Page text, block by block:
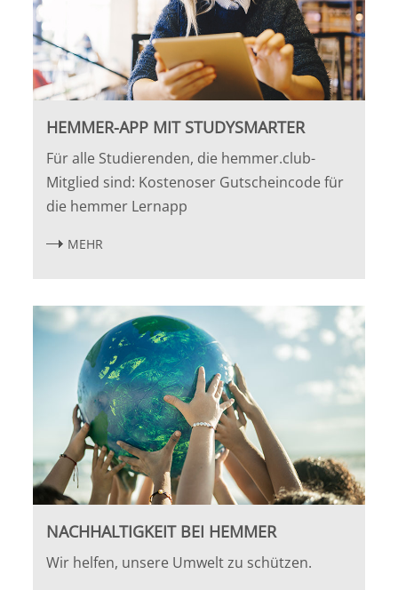
HEMMER-APP MIT STUDYSMARTER
Für alle Studierenden, die hemmer.club-
Mitglied sind: Kostenoser Gutscheincode für
die hemmer Lernapp
MEHR
NACHHALTIGKEIT BEI HEMMER
Wir helfen, unsere Umwelt zu schützen.